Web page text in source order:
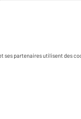
sur
ses partenaires utilisent des